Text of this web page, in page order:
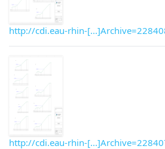
http://cdi.eau-rhin-
http://cdi.eau-rhin-